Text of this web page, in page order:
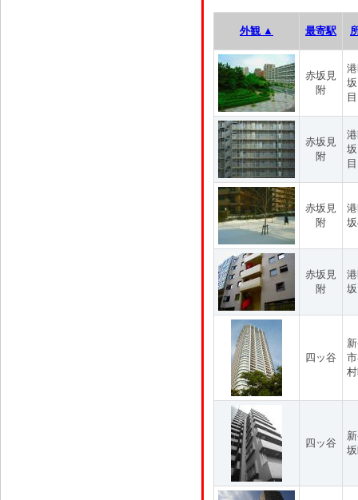
外観 ▲ 最寄駅
赤坂見
附
目
赤坂見
附
目
赤坂見
附
赤坂見
附
四ッ谷
四ッ谷